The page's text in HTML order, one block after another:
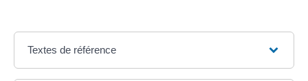
Textes de référence